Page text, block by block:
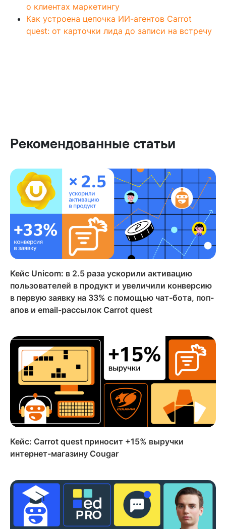
о клиентах маркетингу
Как устроена цепочка ИИ-агентов Carrot
quest: от карточки лида до записи на встречу
Рекомендованные статьи
Кейс Unicom: в 2.5 раза ускорили активацию
пользователей в продукт и увеличили конверсию
в первую заявку на 33% с помощью чат-бота, поп-
апов и email-рассылок Carrot quest
Кейс: Carrot quest приносит +15% выручки
интернет-магазину Cougar